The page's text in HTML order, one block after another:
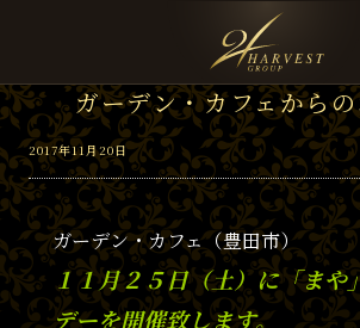
ガーデン・カフェから
2017年11月20日
ガーデン・カフェ（豊田市）
１１月２５日（土）に「まや
デーを開催致します。